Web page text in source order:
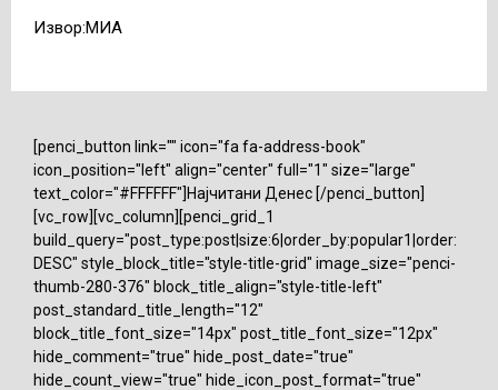
Извор:МИА
[penci_button link="" icon="fa fa-address-book"
icon_position="left" align="center" full="1" size="large"
text_color="#FFFFFF"]Најчитани Денес [/penci_button]
[vc_row][vc_column][penci_grid_1
build_query="post_type:post|size:6|order_by:popular1|order:
DESC" style_block_title="style-title-grid" image_size="penci-
thumb-280-376" block_title_align="style-title-left"
post_standard_title_length="12"
block_title_font_size="14px" post_title_font_size="12px"
hide_comment="true" hide_post_date="true"
hide_count_view="true" hide_icon_post_format="true"